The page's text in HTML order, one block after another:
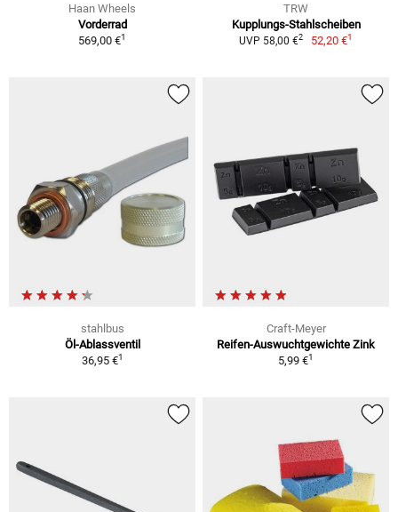
Haan Wheels
Vorderrad
569,00 €1
TRW
Kupplungs-Stahlscheiben
UVP 58,00 €2 52,20 €1
stahlbus
Öl-Ablassventil
36,95 €1
Craft-Meyer
Reifen-Auswuchtgewichte Zink
5,99 €1